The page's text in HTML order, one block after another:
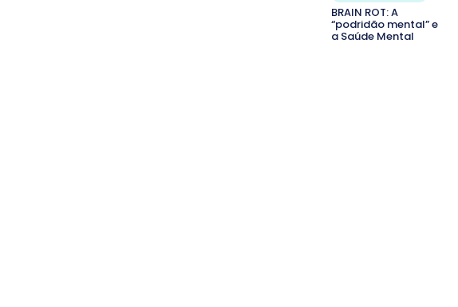
BRAIN ROT: A
“podridão mental” e
a Saúde Mental